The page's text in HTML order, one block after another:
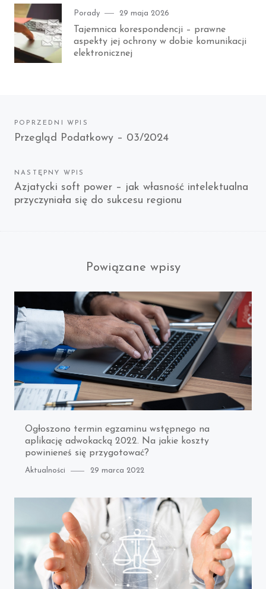
Category
Porady
Posted
on
29 maja 2026
Tajemnica korespondencji – prawne
aspekty jej ochrony w dobie komunikacji
elektronicznej
Nawigacja
wpisu
POPRZEDNI WPIS
Previous
Przegląd Podatkowy – 03/2024
NASTĘPNY WPIS
Next
post:
Azjatycki soft power – jak własność intelektualna
przyczyniała się do sukcesu regionu
Powiązane wpisy
Ogłoszono termin egzaminu wstępnego na
aplikację adwokacką 2022. Na jakie koszty
powinieneś się przygotować?
Category
Aktualności
Posted
29 marca 2022